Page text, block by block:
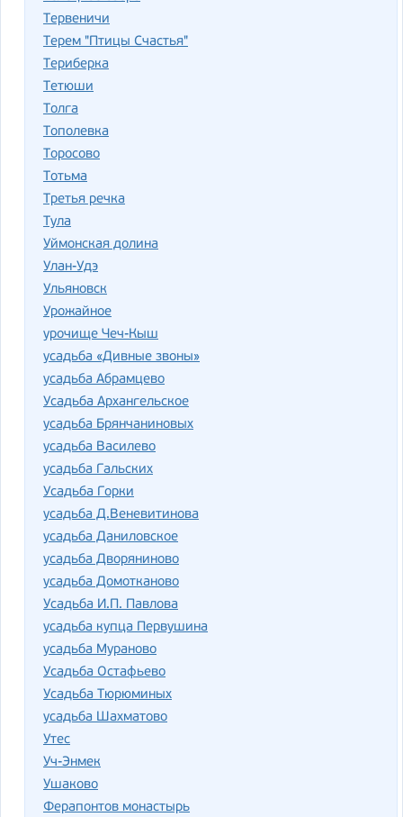
Тервеничи
Терем "Птицы Счастья"
Териберка
Тетюши
Толга
Тополевка
Торосово
Тотьма
Третья речка
Тула
Уймонская долина
Улан-Удэ
Ульяновск
Урожайное
урочище Чеч-Кыш
усадьба «Дивные звоны»
усадьба Абрамцево
Усадьба Архангельское
усадьба Брянчаниновых
усадьба Василево
усадьба Гальских
Усадьба Горки
усадьба Д.Веневитинова
усадьба Даниловское
усадьба Дворяниново
усадьба Домотканово
Усадьба И.П. Павлова
усадьба купца Первушина
усадьба Мураново
Усадьба Остафьево
Усадьба Тюрюминых
усадьба Шахматово
Утес
Уч-Энмек
Ушаково
Ферапонтов монастырь